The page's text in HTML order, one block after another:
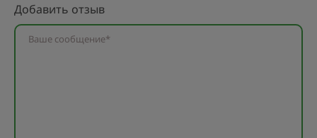
Добавить отзыв
Ваше сообщение*